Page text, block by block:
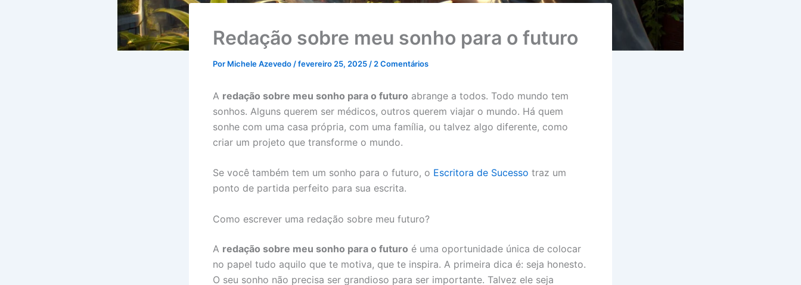
Redação sobre meu sonho para o futuro
Por Michele Azevedo /fevereiro 25, 2025 / 2 Comentários
A redação sobre meu sonho para o futuro abrange a todos. Todo mundo tem
sonhos. Alguns querem ser médicos, outros querem viajar o mundo. Há quem
sonhe com uma casa própria, com uma família, ou talvez algo diferente, como
criar um projeto que transforme o mundo.
Se você também tem um sonho para o futuro, o Escritora de Sucesso traz um
ponto de partida perfeito para sua escrita.
Como escrever uma redação sobre meu futuro?
A redação sobre meu sonho para o futuro é uma oportunidade única de colocar
no papel tudo aquilo que te motiva, que te inspira. A primeira dica é: seja honesto.
O seu sonho não precisa ser grandioso para ser importante. Talvez ele seja